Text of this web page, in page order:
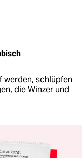
werden, schlüpfen
die Winzer und